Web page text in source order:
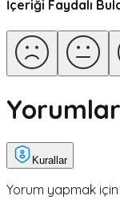
İçeriği Faydalı
Kurallar
Yorum yapmak için